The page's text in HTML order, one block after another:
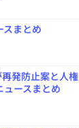
スまとめ
再発防止案と人権
ースまとめ